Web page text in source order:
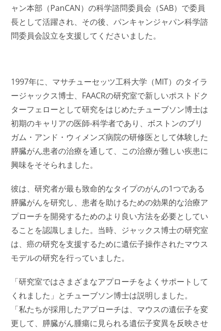
ャン本部（PanCAN）の科学諮問委員会（SAB）で委員
長として活躍され、その後、パンキャンジャパン科学諮
問委員会設立を支援してくださいました。
1997年に、マサチューセッツ工科大学（MIT）のタイラ
ージャックス博士、FAACRの研究室で新しいポストドク
ターフェローとして研究をはじめたチューブソン博士は
初期のキャリアの医師-科学者であり、ボストンのブリ
ガム・アンド・ウィメンズ病院の研修医として体験した
膵臓がん患者の治療を通して、この治療が難しい疾患に
興味をそそられました。
彼は、研究者が最も致命的なタイプのがんの1つである
膵臓がんを研究し、患者を助けるための効果的な治療ア
プローチを開発するためのより良い方法を必要としてい
ることを認識しました。当時、ジャックス博士の研究室
は、癌の研究を支援するために遺伝子操作されたマウス
モデルの研究を行っていました。
「研究室ではさまざまなアプローチをよくサポートして
くれました」とチューブソン博士は説明しました。
「私たちが採用したアプローチは、マウスの遺伝子を変
更して、膵臓がん腫瘍に見られる遺伝子変異を反映させ